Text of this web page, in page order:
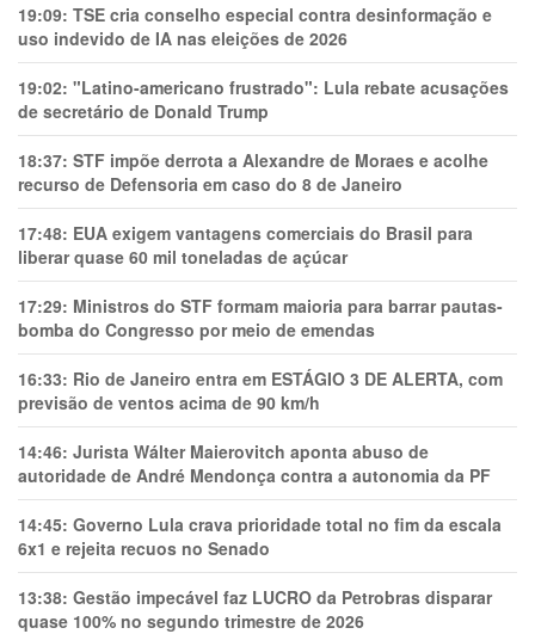
19:09: TSE cria conselho especial contra desinformação e
uso indevido de IA nas eleições de 2026
19:02: "Latino-americano frustrado": Lula rebate acusações
de secretário de Donald Trump
18:37: STF impõe derrota a Alexandre de Moraes e acolhe
recurso de Defensoria em caso do 8 de Janeiro
17:48: EUA exigem vantagens comerciais do Brasil para
liberar quase 60 mil toneladas de açúcar
17:29: Ministros do STF formam maioria para barrar pautas-
bomba do Congresso por meio de emendas
16:33: Rio de Janeiro entra em ESTÁGIO 3 DE ALERTA, com
previsão de ventos acima de 90 km/h
14:46: Jurista Wálter Maierovitch aponta abuso de
autoridade de André Mendonça contra a autonomia da PF
14:45: Governo Lula crava prioridade total no fim da escala
6x1 e rejeita recuos no Senado
13:38: Gestão impecável faz LUCRO da Petrobras disparar
quase 100% no segundo trimestre de 2026